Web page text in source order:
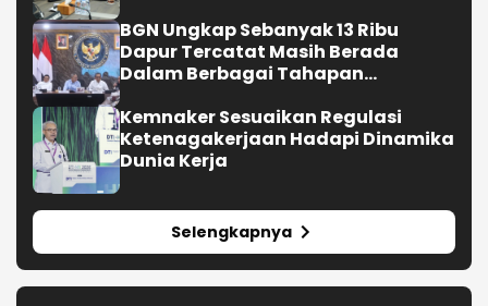
BGN Ungkap Sebanyak 13 Ribu
Dapur Tercatat Masih Berada
Dalam Berbagai Tahapan
Siap Beroperasi
Kemnaker Sesuaikan Regulasi
Ketenagakerjaan Hadapi Dinamika
Dunia Kerja
Selengkapnya